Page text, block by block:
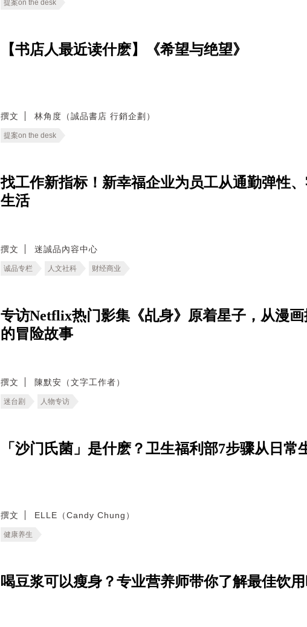
提案on the desk
【书店人最近读什麽】《希望与绝望》
撰文 林角度（誠品書店 行銷企劃）
提案on the desk
找工作新指标！新幸福企业为员工从通勤弹性
生活
撰文 迷誠品內容中心
诚品专栏 人文社科 财经商业
专访Netflix热门影集《乩身》原着星子，从漫
的冒险故事
撰文 陳默安（文字工作者）
迷台剧 人物专访
「沙门氏菌」是什麽？卫生福利部7步骤从日常
撰文 ELLE（Candy Chung）
健康养生
喝豆浆可以瘦身？专业营养师带你了解最佳饮